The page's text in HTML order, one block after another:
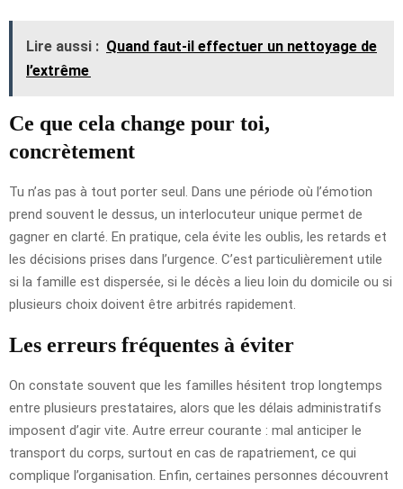
Lire aussi : Quand faut-il effectuer un nettoyage de
l’extrême
Ce que cela change pour toi,
concrètement
Tu n’as pas à tout porter seul. Dans une période où l’émotion
prend souvent le dessus, un interlocuteur unique permet de
gagner en clarté. En pratique, cela évite les oublis, les retards et
les décisions prises dans l’urgence. C’est particulièrement utile
si la famille est dispersée, si le décès a lieu loin du domicile ou si
plusieurs choix doivent être arbitrés rapidement.
Les erreurs fréquentes à éviter
On constate souvent que les familles hésitent trop longtemps
entre plusieurs prestataires, alors que les délais administratifs
imposent d’agir vite. Autre erreur courante : mal anticiper le
transport du corps, surtout en cas de rapatriement, ce qui
complique l’organisation. Enfin, certaines personnes découvrent